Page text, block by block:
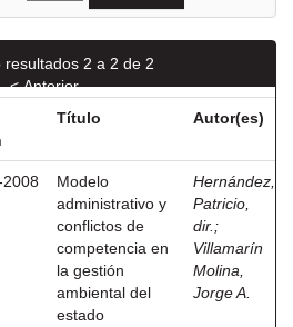
resultados 2 a 2 de 2
< Anterior
Título Autor(es)
2008
Modelo
administrativo y
conflictos de
competencia en
la gestión
ambiental del
estado
Hernández,
Patricio,
dir. ;
Villamarín
Molina,
Jorge A.